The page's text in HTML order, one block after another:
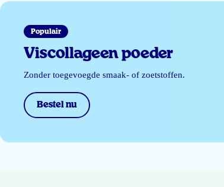
Populair
Viscollageen poeder
Zonder toegevoegde smaak- of zoetstoffen.
Bestel nu